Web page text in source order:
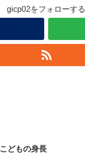
gicp02をフォローする
どもの身長